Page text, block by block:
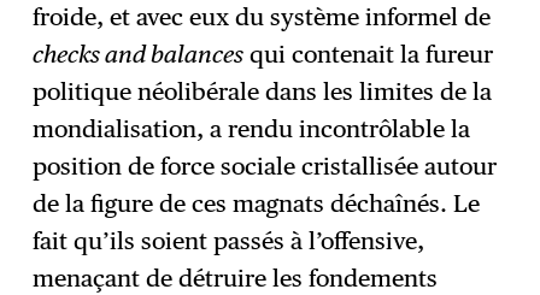
froide, et avec eux du système informel de
checks and balances qui contenait la fureur
politique néolibérale dans les limites de la
mondialisation, a rendu incontrôlable la
position de force sociale cristallisée autour
de la figure de ces magnats déchaînés. Le
fait qu’ils soient passés à l’offensive,
menaçant de détruire les fondements